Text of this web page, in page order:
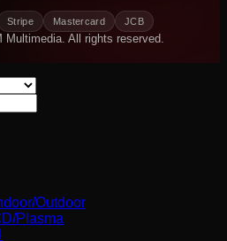
Stripe Mastercard JCB
Multimedia. All rights reserved.
Outdoor
Plasma